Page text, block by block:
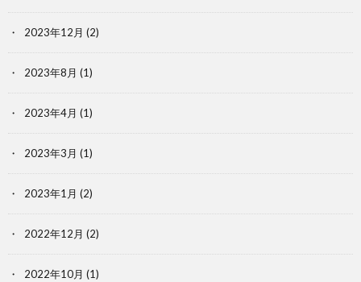
2023年12月 (2)
2023年8月 (1)
2023年4月 (1)
2023年3月 (1)
2023年1月 (2)
2022年12月 (2)
2022年10月 (1)